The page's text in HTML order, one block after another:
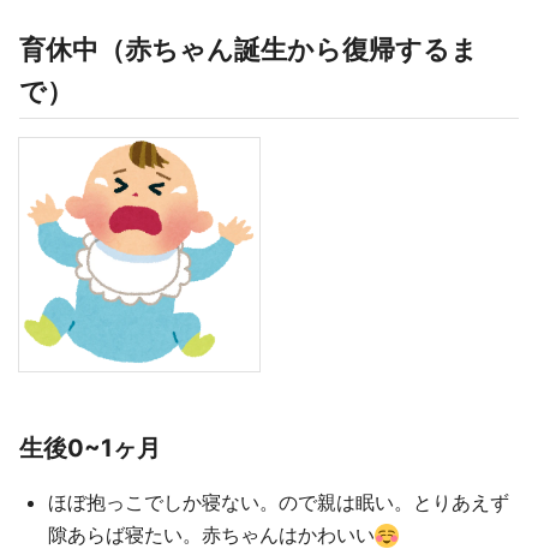
育休中（赤ちゃん誕生から復帰するま
で）
生後0~1ヶ月
ほぼ抱っこでしか寝ない。ので親は眠い。とりあえず
隙あらば寝たい。赤ちゃんはかわいい